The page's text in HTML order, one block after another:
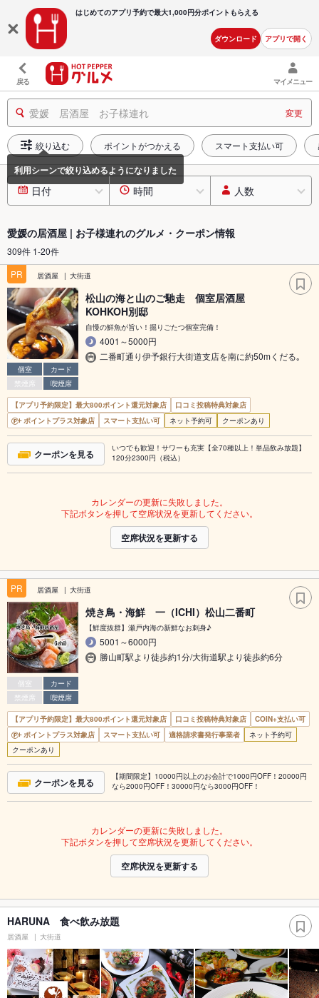
はじめてのアプリ予約で最大1,000円分ポイントもらえる
ダウンロード アプリで開く
戻る マイメニュー
愛媛 居酒屋 お子様連れ 変更
絞り込む ポイントがつかえる スマート支払い可
日付 時間 人数
愛媛の居酒屋 | お子様連れのグルメ・クーポン情報
309件 1-20件
PR
居酒屋 大街道
個室
カード
禁煙席
喫煙席
松山の海と山のご馳走 個室居酒屋
KOHKOH別邸
自慢の鮮魚が旨い！掘りごたつ個室完備！
4001～5000円
二番町通り伊予銀行大街道支店を南に約50mくだる｡
【アプリ予約限定】最大800ポイント還元対象店
口コミ投稿特典対象店
ポイントプラス対象店
スマート支払い可 ネット予約可 クーポンあり
クーポンを見る
いつでも歓迎！サワーも充実【全70種以上！単品飲み放題】
120分2300円（税込）
カレンダーの更新に失敗しました。
下記ボタンを押して空席状況を更新してください。
空席状況を更新する
PR 居酒屋 大街道
個室
カード
禁煙席
喫煙席
焼き鳥・海鮮 一（ICHI）松山二番町
【鮮度抜群】瀬戸内海の新鮮なお刺身♪
5001～6000円
勝山町駅より徒歩約1分/大街道駅より徒歩約6分
【アプリ予約限定】最大800ポイント還元対象店 口コミ投稿特典対象店
COIN+支払い可
ポイントプラス対象店
スマート支払い可 適格請求書発行事業者
ネット予約可
クーポンあり
クーポンを見る
【期間限定】10000円以上のお会計で1000円OFF！20000円
なら2000円OFF！30000円なら3000円OFF！
カレンダーの更新に失敗しました。
下記ボタンを押して空席状況を更新してください。
空席状況を更新する
HARUNA 食べ飲み放題
居酒屋 大街道